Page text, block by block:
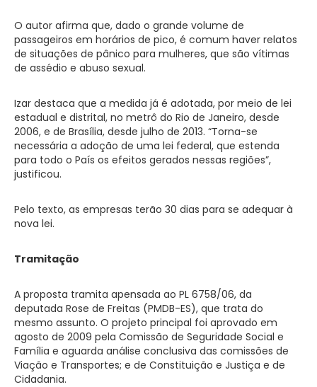
O autor afirma que, dado o grande volume de
passageiros em horários de pico, é comum haver relatos
de situações de pânico para mulheres, que são vítimas
de assédio e abuso sexual.
Izar destaca que a medida já é adotada, por meio de lei
estadual e distrital, no metrô do Rio de Janeiro, desde
2006, e de Brasília, desde julho de 2013. “Torna-se
necessária a adoção de uma lei federal, que estenda
para todo o País os efeitos gerados nessas regiões”,
justificou.
Pelo texto, as empresas terão 30 dias para se adequar à
nova lei.
Tramitação
A proposta tramita apensada ao PL 6758/06, da
deputada Rose de Freitas (PMDB-ES), que trata do
mesmo assunto. O projeto principal foi aprovado em
agosto de 2009 pela Comissão de Seguridade Social e
Família e aguarda análise conclusiva das comissões de
Viação e Transportes; e de Constituição e Justiça e de
Cidadania.